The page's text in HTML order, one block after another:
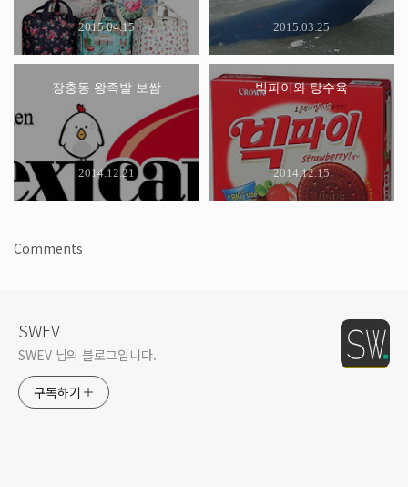
2015.04.15 2015.03.25
장충동 왕족발 보쌈
2014.12.21
빅파이와 탕수육
2014.12.15
Comments
SWEV
SWEV 님의 블로그입니다.
구독하기